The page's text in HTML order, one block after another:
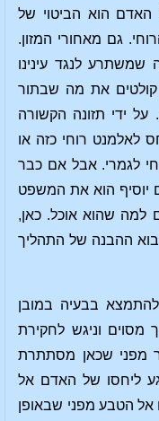
האדם הוא הביטוי של
גם מאחורי המזון.
לנגד עינינו
קולטים את מה שבתור
ידי תזונה הקשורה
לאלמנט רוחי כזה או
לגמרי. אבל אם כבר
יוסיף הוא את המשפט
למה שהוא אוכל. כאן,
ההבנה של התהליך
להתמצא בבעיה במובן
מסוים וניגש לחקירת
מפני שכאן מסתתרת
ליחסו של האדם אל
הטבע מפני שבאופן